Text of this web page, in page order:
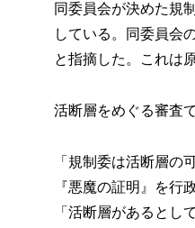
同委員会が決めた規
している。同委員会
と指摘した。これは
活断層をめぐる審査
「規制委は活断層の
『悪魔の証明』を行
「活断層があるとし